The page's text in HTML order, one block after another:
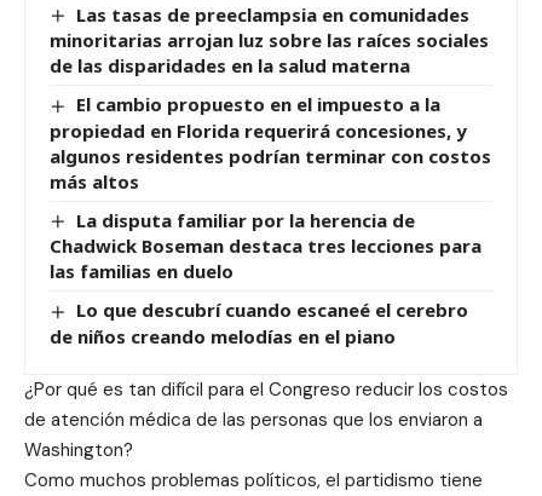
Las tasas de preeclampsia en comunidades
minoritarias arrojan luz sobre las raíces sociales
de las disparidades en la salud materna
El cambio propuesto en el impuesto a la
propiedad en Florida requerirá concesiones, y
algunos residentes podrían terminar con costos
más altos
La disputa familiar por la herencia de
Chadwick Boseman destaca tres lecciones para
las familias en duelo
Lo que descubrí cuando escaneé el cerebro
de niños creando melodías en el piano
¿Por qué es tan difícil para el Congreso reducir los costos
de atención médica de las personas que los enviaron a
Washington?
Como muchos problemas políticos, el partidismo tiene